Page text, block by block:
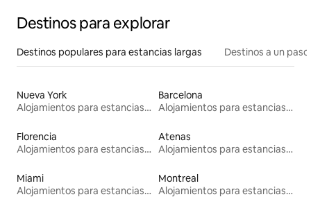
Destinos para explorar
Destinos populares para estancias largas Destinos a un
Nueva York
Alojamientos para estancias largas
Barcelona
Alojamientos para estancias largas
Florencia
Alojamientos para estancias largas
Atenas
Alojamientos para estancias largas
Miami
Alojamientos para estancias largas
Montreal
Alojamientos para estancias largas